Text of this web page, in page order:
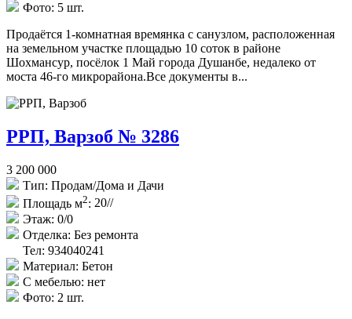
Фото: 5 шт.
Продаётся 1-комнатная времянка с санузлом, расположенная
на земельном участке площадью 10 соток в районе
Шохмансур, посёлок 1 Май города Душанбе, недалеко от
моста 46-го микрорайона.Все документы в...
РРП, Варзоб № 3286
3 200 000
Тип: Продам/Дома и Дачи
Площадь м2: 20//
Этаж: 0/0
Отделка: Без ремонта
Тел: 934040241
Материал: Бетон
С мебелью: нет
Фото: 2 шт.